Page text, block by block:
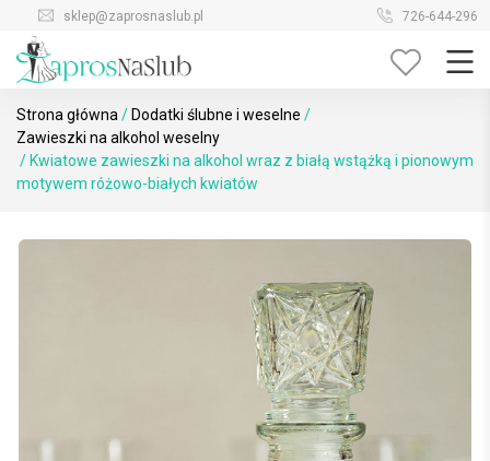
content
sklep@zaprosnaslub.pl 726-644-296
Strona główna / Dodatki ślubne i weselne /
Zawieszki na alkohol weselny
/ Kwiatowe zawieszki na alkohol wraz z białą wstążką i pionowym
motywem różowo-białych kwiatów